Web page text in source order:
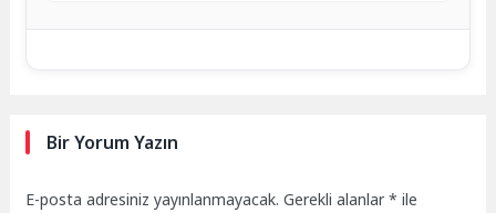
Bir Yorum Yazın
E-posta adresiniz yayınlanmayacak. Gerekli alanlar* ile